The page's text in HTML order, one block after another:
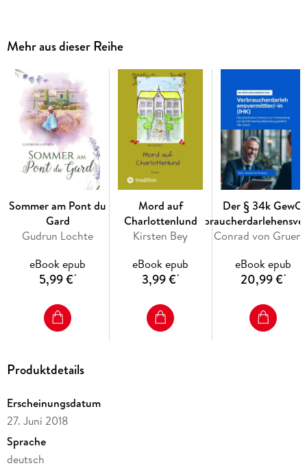
die keiner der Partner allein verantwortlich ist - es geht nur
gemeinsam. Und am besten in einer weiblich geführten
Beziehung. In diesem Buch wird das übliche
Rollenverständnis der Frauen ziemlich auf den Kopf gestellt.
FLR (Female Led Relationship), die weiblich geführte
Beziehung, ist ein Beziehungsmodell mit Erfolgspotenzial.
Mehr aus dieser Reihe
Sommer am Pont du
Gard
Gudrun Lochte
eBook epub
5,99 €*
Mord auf
Charlottenlund
Kirsten Bey
eBook epub
3,99 €*
Der § 34k GewO
(IHK)
eBook epub
20,99 €*
Produktdetails
Erscheinungsdatum
27. Juni 2018
Sprache
deutsch